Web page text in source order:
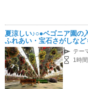
夏涼しい♪○●ベゴニア園の
ふれあい・宝石さがしな
ミリーにおすすめ♪鬼怒川
ちもんめ」下車
テー
1時間